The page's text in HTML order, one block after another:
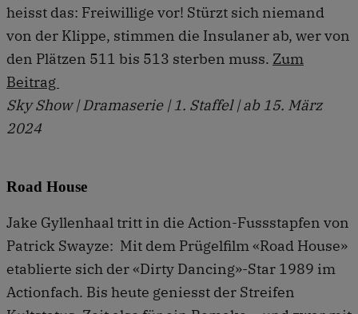
heisst das: Freiwillige vor! Stürzt sich niemand
von der Klippe, stimmen die Insulaner ab, wer von
den Plätzen 511 bis 513 sterben muss. Zum
Beitrag
Sky Show | Dramaserie | 1. Staffel | ab 15. März
2024
Road House
Jake Gyllenhaal tritt in die Action-Fussstapfen von
Patrick Swayze: Mit dem Prügelfilm «Road House»
etablierte sich der «Dirty Dancing»-Star 1989 im
Actionfach. Bis heute geniesst der Streifen